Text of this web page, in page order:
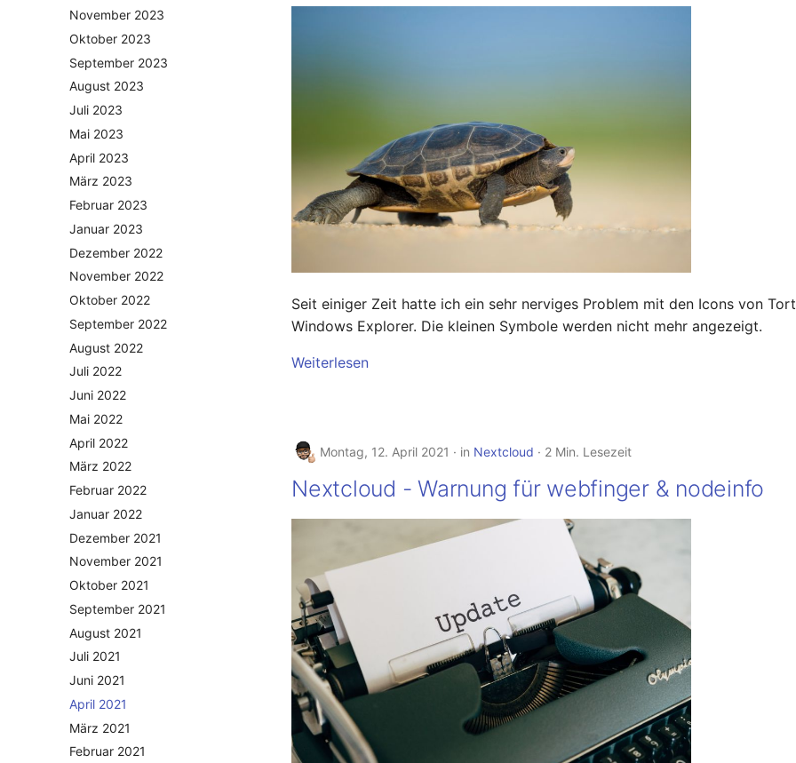
November 2023
Oktober 2023
September 2023
August 2023
Juli 2023
Mai 2023
April 2023
März 2023
Februar 2023
Januar 2023
Dezember 2022
November 2022
Oktober 2022
September 2022
August 2022
Juli 2022
Juni 2022
Mai 2022
April 2022
März 2022
Februar 2022
Januar 2022
Dezember 2021
November 2021
Oktober 2021
September 2021
August 2021
Juli 2021
Juni 2021
April 2021
März 2021
Februar 2021
Seit einiger Zeit hatte ich ein sehr nerviges Problem mit den Icons von
Windows Explorer. Die kleinen Symbole werden nicht mehr angezeigt.
Weiterlesen
Montag, 12. April 2021 in Nextcloud 2 Min. Lesezeit
Nextcloud - Warnung für webfinger & nodeinfo